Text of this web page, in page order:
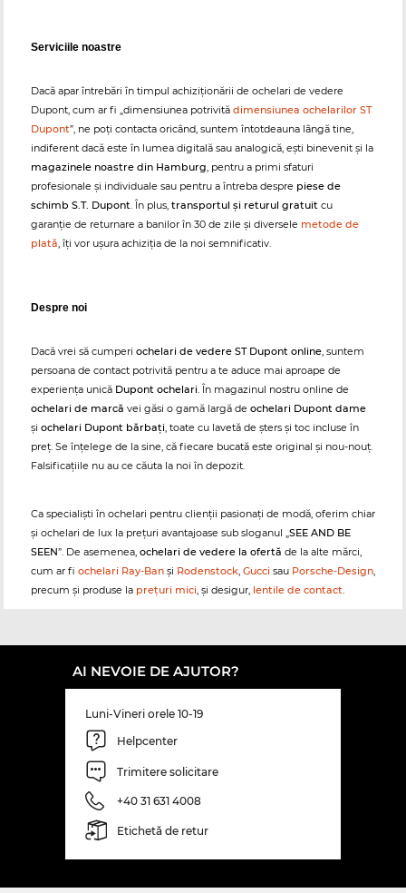
Serviciile noastre
Dacă apar întrebări în timpul achiziționării de ochelari de vedere
Dupont, cum ar fi „dimensiunea potrivită dimensiunea ochelarilor ST
Dupont”, ne poți contacta oricând, suntem întotdeauna lângă tine,
indiferent dacă este în lumea digitală sau analogică, ești binevenit și la
magazinele noastre din Hamburg, pentru a primi sfaturi
profesionale și individuale sau pentru a întreba despre piese de
schimb S.T. Dupont. În plus, transportul și returul gratuit cu
garanție de returnare a banilor în 30 de zile și diversele metode de
plată, îți vor ușura achiziția de la noi semnificativ.
Despre noi
Dacă vrei să cumperi ochelari de vedere ST Dupont online, suntem
persoana de contact potrivită pentru a te aduce mai aproape de
experiența unică Dupont ochelari. În magazinul nostru online de
ochelari de marcă vei găsi o gamă largă de ochelari Dupont dame
și ochelari Dupont bărbați, toate cu lavetă de șters și toc incluse în
preț. Se înțelege de la sine, că fiecare bucată este original și nou-nouț.
Falsificațiile nu au ce căuta la noi în depozit.
Ca specialiști în ochelari pentru clienții pasionați de modă, oferim chiar
și ochelari de lux la prețuri avantajoase sub sloganul „SEE AND BE
SEEN”. De asemenea, ochelari de vedere la ofertă de la alte mărci,
cum ar fi ochelari Ray-Ban și Rodenstock, Gucci sau Porsche-Design,
precum și produse la prețuri mici, și desigur, lentile de contact.
AI NEVOIE DE AJUTOR?
Luni-Vineri orele 10-19
Helpcenter
Trimitere solicitare
+40 31 631 4008
Etichetă de retur